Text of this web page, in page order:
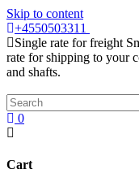
Skip to content
+4550503311
Single rate for freight
rate for shipping to your
and shafts.
0
Cart